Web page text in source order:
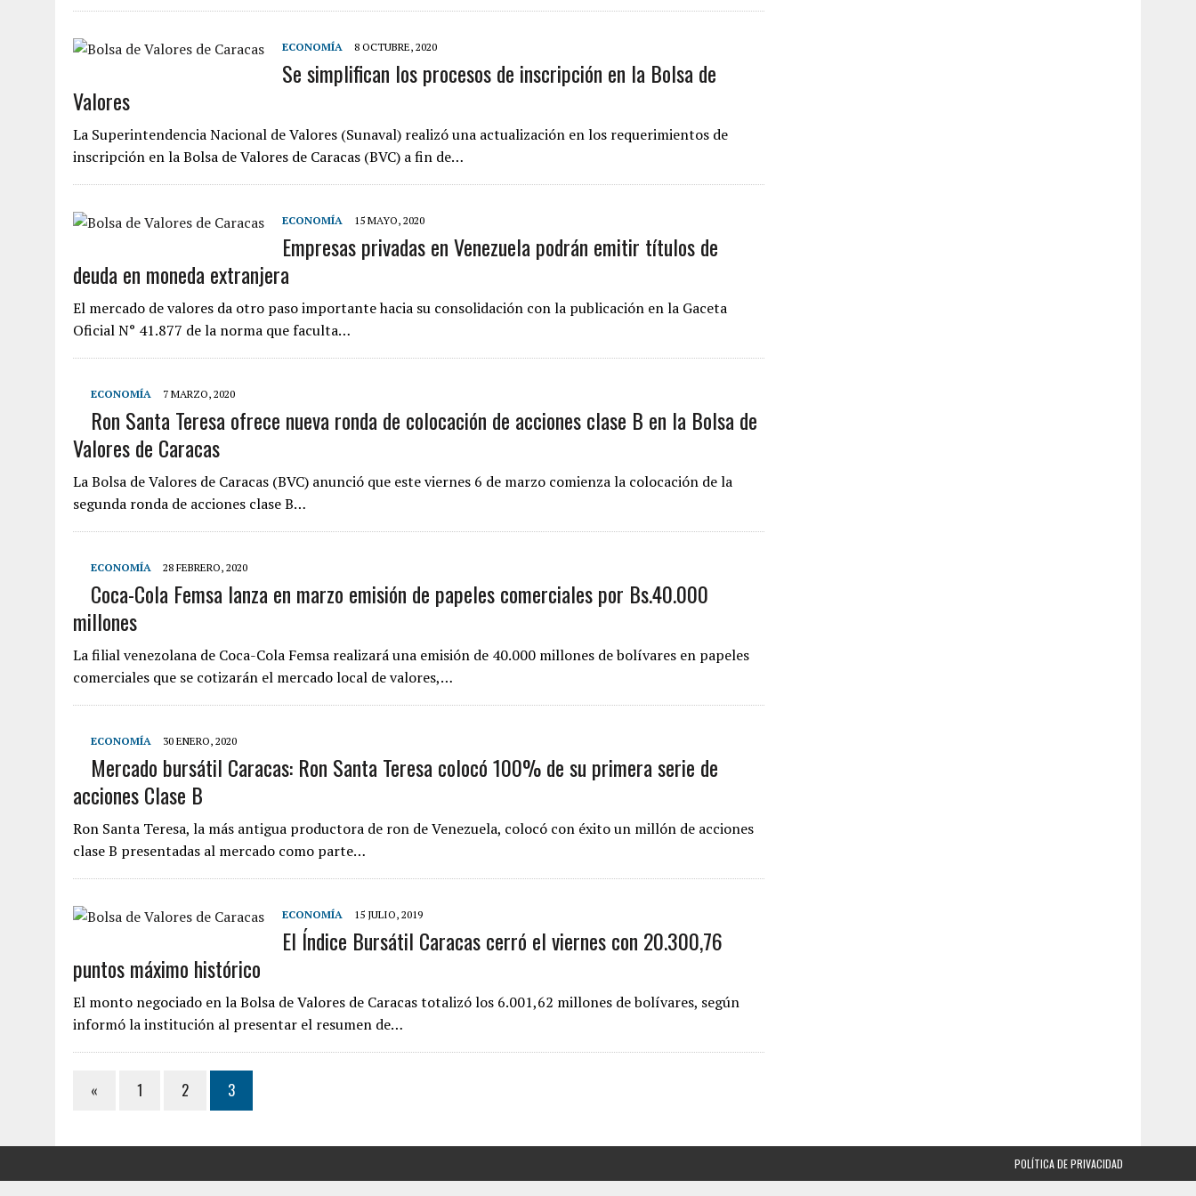
ECONOMÍA 8 OCTUBRE, 2020
Se simplifican los procesos de inscripción en la Bolsa de
Valores
La Superintendencia Nacional de Valores (Sunaval) realizó una actualización en los requerimientos de
inscripción en la Bolsa de Valores de Caracas (BVC) a fin de…
ECONOMÍA 15 MAYO, 2020
Empresas privadas en Venezuela podrán emitir títulos de
deuda en moneda extranjera
El mercado de valores da otro paso importante hacia su consolidación con la publicación en la Gaceta
Oficial N° 41.877 de la norma que faculta…
ECONOMÍA 7 MARZO, 2020
Ron Santa Teresa ofrece nueva ronda de colocación de acciones clase B en la Bolsa de
Valores de Caracas
La Bolsa de Valores de Caracas (BVC) anunció que este viernes 6 de marzo comienza la colocación de la
segunda ronda de acciones clase B…
ECONOMÍA 28 FEBRERO, 2020
Coca-Cola Femsa lanza en marzo emisión de papeles comerciales por Bs.40.000
millones
La filial venezolana de Coca-Cola Femsa realizará una emisión de 40.000 millones de bolívares en papeles
comerciales que se cotizarán el mercado local de valores,…
ECONOMÍA 30 ENERO, 2020
Mercado bursátil Caracas: Ron Santa Teresa colocó 100% de su primera serie de
acciones Clase B
Ron Santa Teresa, la más antigua productora de ron de Venezuela, colocó con éxito un millón de acciones
clase B presentadas al mercado como parte…
ECONOMÍA 15 JULIO, 2019
El Índice Bursátil Caracas cerró el viernes con 20.300,76
puntos máximo histórico
El monto negociado en la Bolsa de Valores de Caracas totalizó los 6.001,62 millones de bolívares, según
informó la institución al presentar el resumen de…
« 1 2 3
POLÍTICA DE PRIVACIDAD